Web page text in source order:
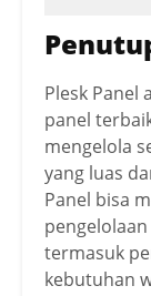
Plesk Panel
panel
mengelola
yang luas
Panel bisa
termasuk
kebutuhan